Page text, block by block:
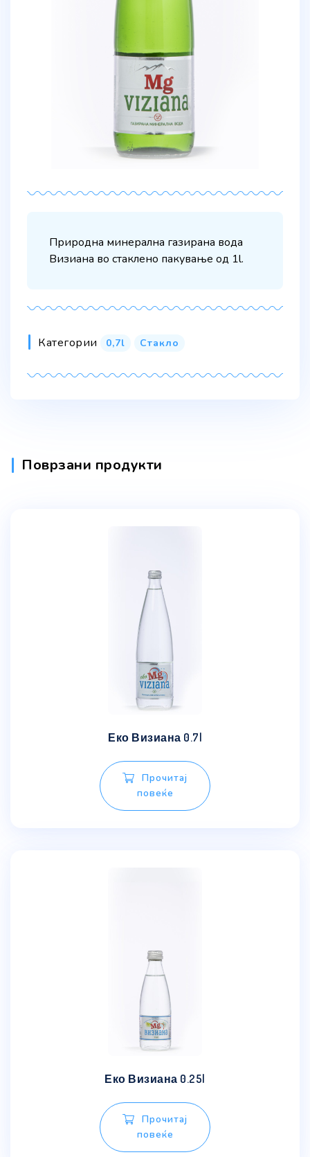
Природна минерална газирана вода
Визиана во стаклено пакување од 1l.
Категории 0,7l Стакло
Поврзани продукти
Еко Визиана 0.7l
Прочитај
повеќе
Еко Визиана 0.25l
Прочитај
повеќе